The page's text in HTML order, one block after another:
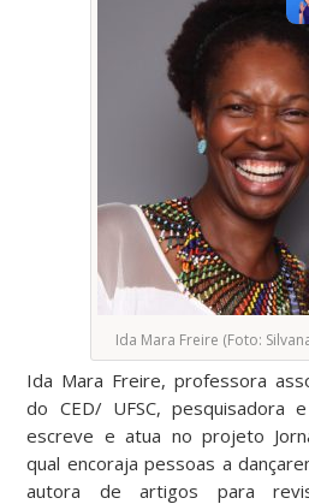
Ida Mara Freire (Foto:
Ida Mara Freire, professora
do CED/ UFSC,pesquisadora
escreve e atua no projeto
qual encoraja pessoas a
autora de artigos para